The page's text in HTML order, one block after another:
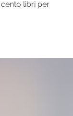
libri per